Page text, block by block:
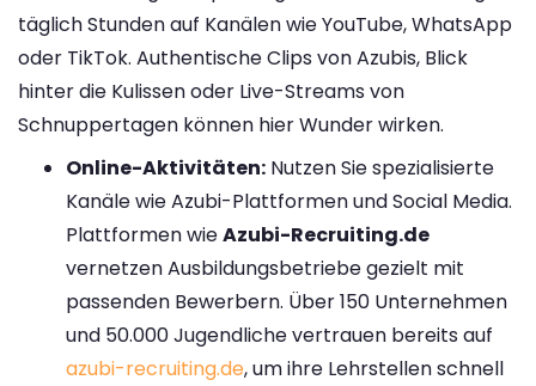
täglich Stunden auf Kanälen wie YouTube, WhatsApp
oder TikTok​. Authentische Clips von Azubis, Blick
hinter die Kulissen oder Live-Streams von
Schnuppertagen können hier Wunder wirken.
Online-Aktivitäten: Nutzen Sie spezialisierte
Kanäle wie Azubi-Plattformen und Social Media.
Plattformen wieAzubi-Recruiting.de
vernetzen Ausbildungsbetriebe gezielt mit
passenden Bewerbern​. Über 150 Unternehmen
und 50.000 Jugendliche vertrauen bereits​ auf
azubi-recruiting.de, um ihre Lehrstellen schnell